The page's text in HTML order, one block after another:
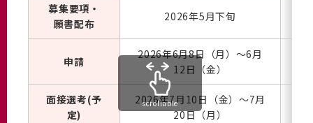
募集要項・
願書配布
2026年5月下旬
申請
2026年6月8日（月）～6月
12日（金）
面接選考(予
定)
2026年7月10日（金）～7月
20日（月）
scrollable